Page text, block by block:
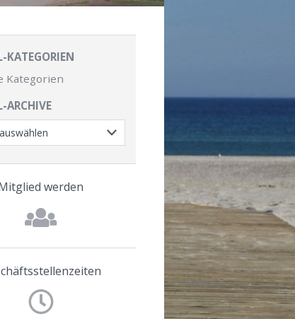
KATEGORIEN
Kategorien
ARCHIVE
werden